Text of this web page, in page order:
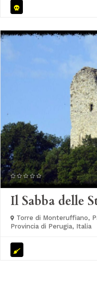
Il Sabba delle
Torre di Monteruffiano,
Provincia di Perugia, Italia